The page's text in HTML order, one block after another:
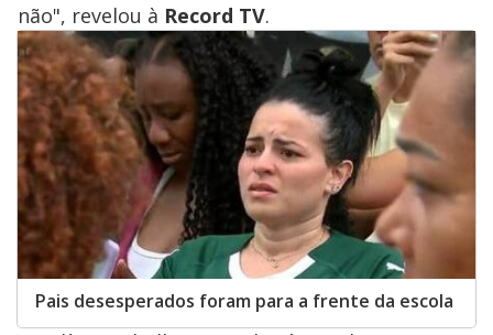
não", revelou à Record TV.
Pais desesperados foram para a frente da escola